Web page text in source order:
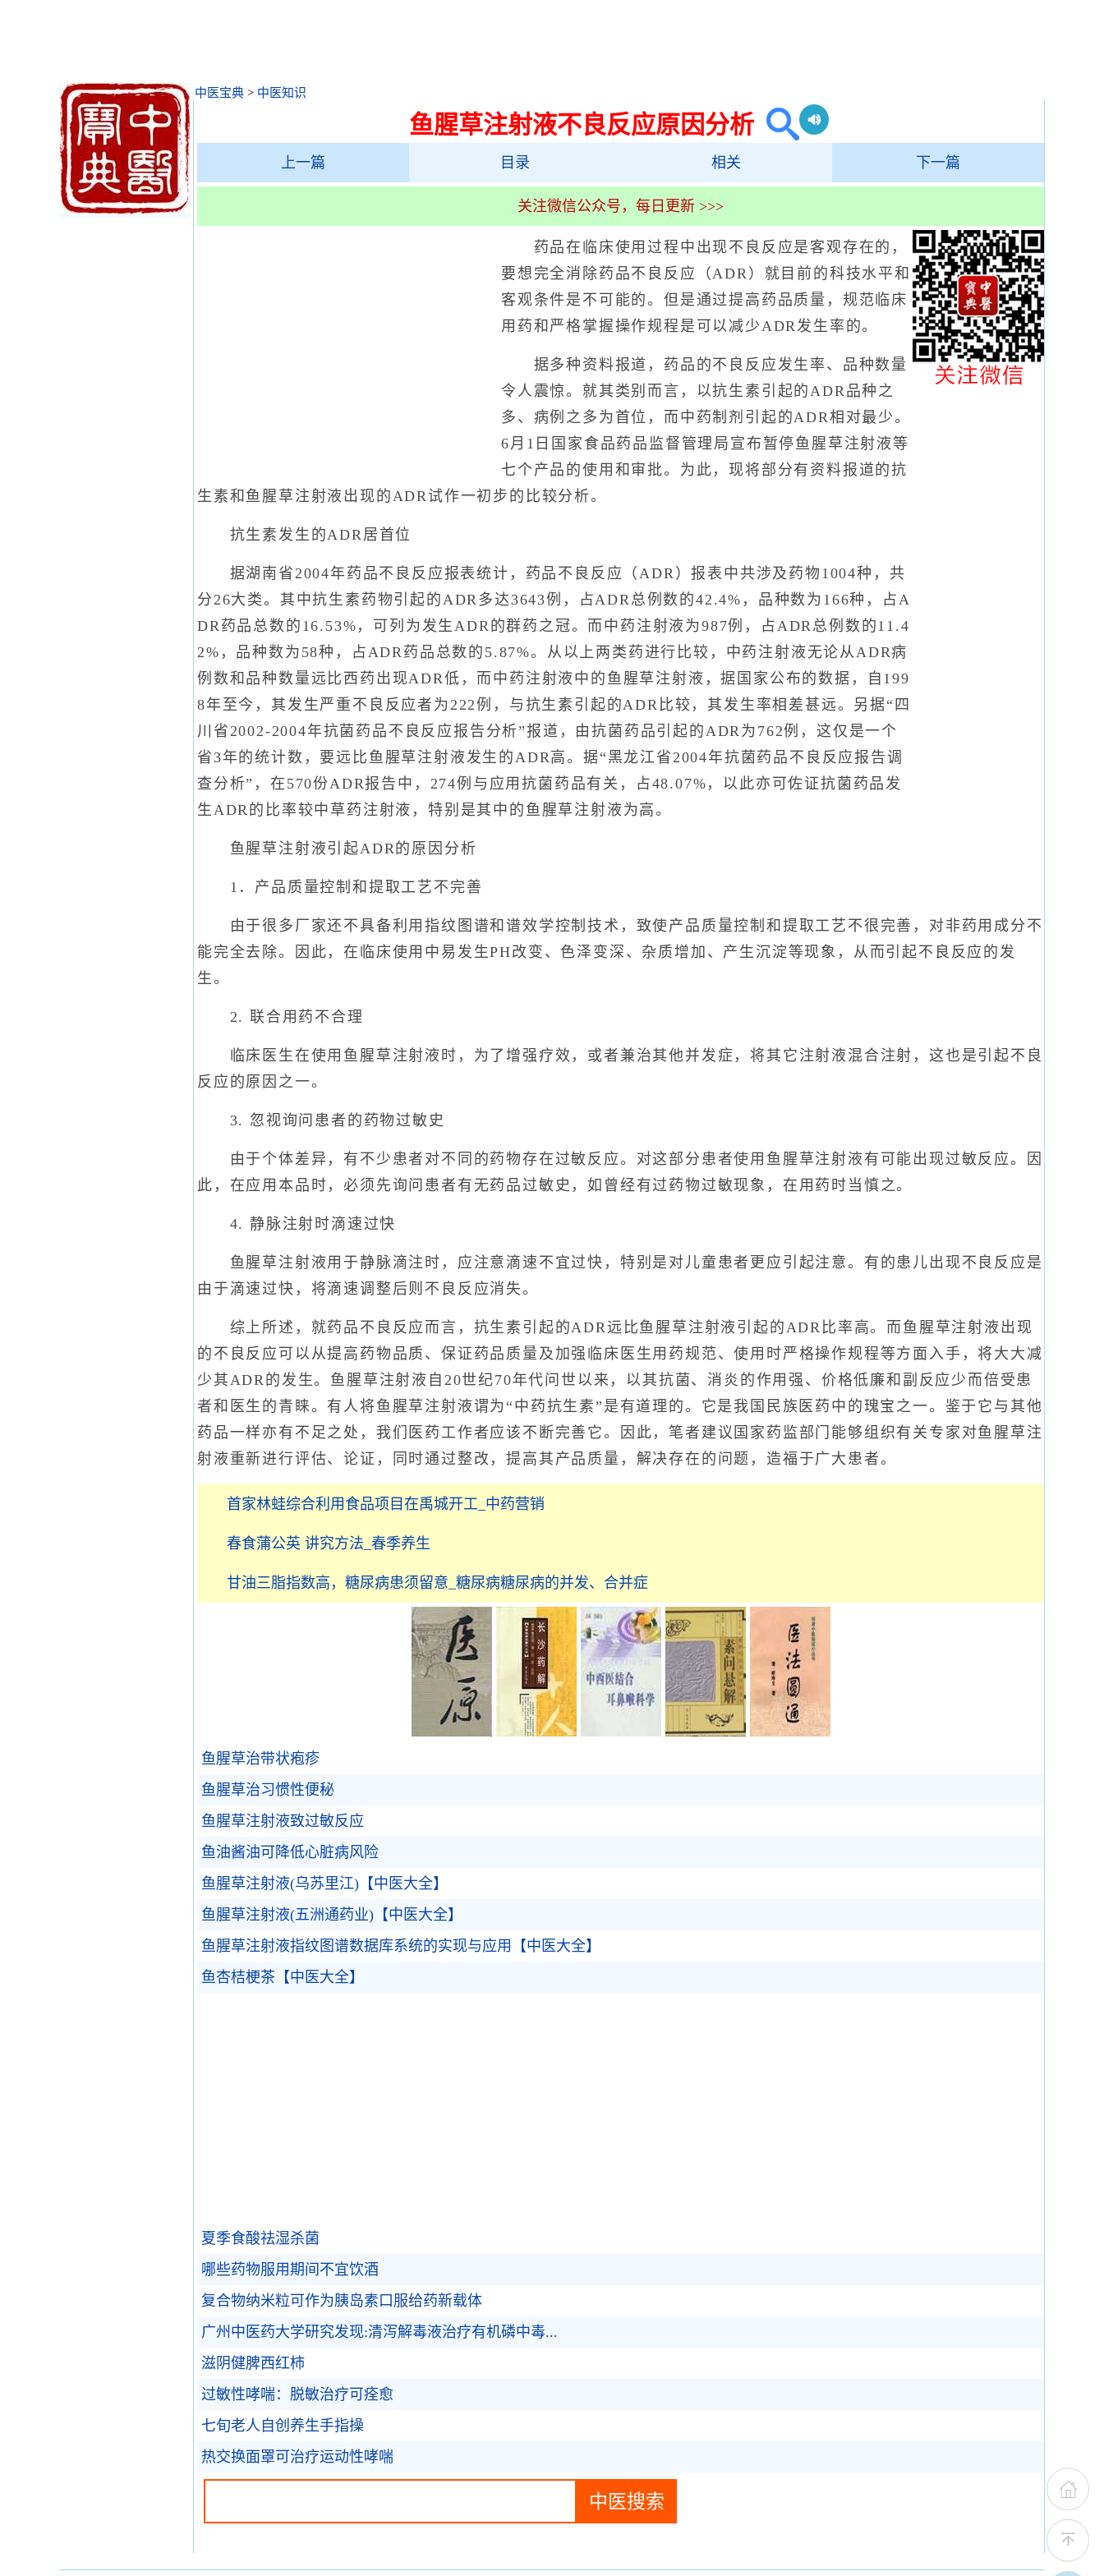
中医宝典 > 中医知识
鱼腥草注射液不良反应原因分析
上一篇 目录 相关 下一篇
关注微信公众号，每日更新 >>>
药品在临床使用过程中出现不良反应是客观存在的，
要想完全消除药品不良反应（ADR）就目前的科技水平和
客观条件是不可能的。但是通过提高药品质量，规范临床
用药和严格掌握操作规程是可以减少ADR发生率的。
据多种资料报道，药品的不良反应发生率、品种数量
令人震惊。就其类别而言，以抗生素引起的ADR品种之
多、病例之多为首位，而中药制剂引起的ADR相对最少。
6月1日国家食品药品监督管理局宣布暂停鱼腥草注射液等
七个产品的使用和审批。为此，现将部分有资料报道的抗
生素和鱼腥草注射液出现的ADR试作一初步的比较分析。
抗生素发生的ADR居首位
据湖南省2004年药品不良反应报表统计，药品不良反应（ADR）报表中共涉及药物1004种，共
分26大类。其中抗生素药物引起的ADR多达3643例，占ADR总例数的42.4%，品种数为166种，占A
DR药品总数的16.53%，可列为发生ADR的群药之冠。而中药注射液为987例，占ADR总例数的11.4
2%，品种数为58种，占ADR药品总数的5.87%。从以上两类药进行比较，中药注射液无论从ADR病
例数和品种数量远比西药出现ADR低，而中药注射液中的鱼腥草注射液，据国家公布的数据，自199
8年至今，其发生严重不良反应者为222例，与抗生素引起的ADR比较，其发生率相差甚远。另据“四
川省2002-2004年抗菌药品不良反应报告分析”报道，由抗菌药品引起的ADR为762例，这仅是一个
省3年的统计数，要远比鱼腥草注射液发生的ADR高。据“黑龙江省2004年抗菌药品不良反应报告调
查分析”，在570份ADR报告中，274例与应用抗菌药品有关，占48.07%，以此亦可佐证抗菌药品发
生ADR的比率较中草药注射液，特别是其中的鱼腥草注射液为高。
鱼腥草注射液引起ADR的原因分析
1．产品质量控制和提取工艺不完善
由于很多厂家还不具备利用指纹图谱和谱效学控制技术，致使产品质量控制和提取工艺不很完善，对非药用成分不
能完全去除。因此，在临床使用中易发生PH改变、色泽变深、杂质增加、产生沉淀等现象，从而引起不良反应的发
生。
2. 联合用药不合理
临床医生在使用鱼腥草注射液时，为了增强疗效，或者兼治其他并发症，将其它注射液混合注射，这也是引起不良
反应的原因之一。
3. 忽视询问患者的药物过敏史
由于个体差异，有不少患者对不同的药物存在过敏反应。对这部分患者使用鱼腥草注射液有可能出现过敏反应。因
此，在应用本品时，必须先询问患者有无药品过敏史，如曾经有过药物过敏现象，在用药时当慎之。
4. 静脉注射时滴速过快
鱼腥草注射液用于静脉滴注时，应注意滴速不宜过快，特别是对儿童患者更应引起注意。有的患儿出现不良反应是
由于滴速过快，将滴速调整后则不良反应消失。
综上所述，就药品不良反应而言，抗生素引起的ADR远比鱼腥草注射液引起的ADR比率高。而鱼腥草注射液出现
的不良反应可以从提高药物品质、保证药品质量及加强临床医生用药规范、使用时严格操作规程等方面入手，将大大减
少其ADR的发生。鱼腥草注射液自20世纪70年代问世以来，以其抗菌、消炎的作用强、价格低廉和副反应少而倍受患
者和医生的青睐。有人将鱼腥草注射液谓为“中药抗生素”是有道理的。它是我国民族医药中的瑰宝之一。鉴于它与其他
药品一样亦有不足之处，我们医药工作者应该不断完善它。因此，笔者建议国家药监部门能够组织有关专家对鱼腥草注
射液重新进行评估、论证，同时通过整改，提高其产品质量，解决存在的问题，造福于广大患者。
首家林蛙综合利用食品项目在禹城开工_中药营销
春食蒲公英 讲究方法_春季养生
甘油三脂指数高，糖尿病患须留意_糖尿病糖尿病的并发、合并症
鱼腥草治带状疱疹
鱼腥草治习惯性便秘
鱼腥草注射液致过敏反应
鱼油酱油可降低心脏病风险
鱼腥草注射液(乌苏里江)【中医大全】
鱼腥草注射液(五洲通药业)【中医大全】
鱼腥草注射液指纹图谱数据库系统的实现与应用【中医大全】
鱼杏桔梗茶【中医大全】
夏季食酸祛湿杀菌
哪些药物服用期间不宜饮酒
复合物纳米粒可作为胰岛素口服给药新载体
广州中医药大学研究发现:清泻解毒液治疗有机磷中毒...
滋阴健脾西红柿
过敏性哮喘：脱敏治疗可痊愈
七旬老人自创养生手指操
热交换面罩可治疗运动性哮喘